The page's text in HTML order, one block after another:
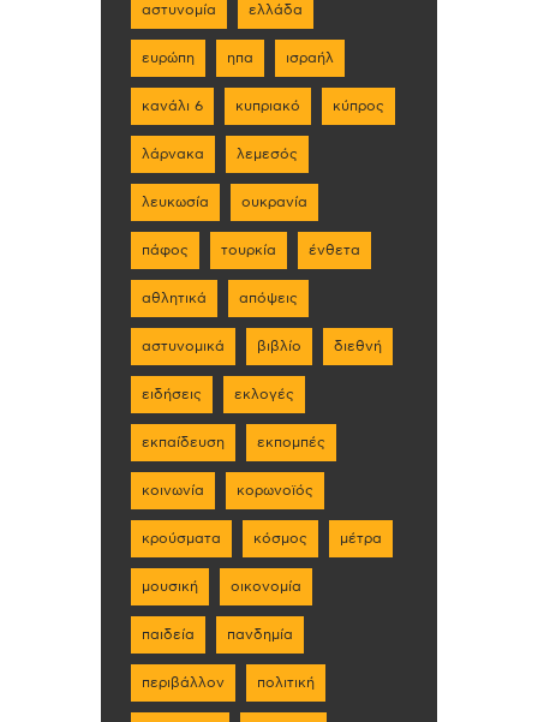
αστυνομία ελλάδα
ευρώπη ηπα ισραήλ
κανάλι 6 κυπριακό κύπρος
λάρνακα λεμεσός
λευκωσία ουκρανία
πάφος τουρκία ένθετα
αθλητικά απόψεις
αστυνομικά βιβλίο διεθνή
ειδήσεις εκλογές
εκπαίδευση εκπομπές
κοινωνία κορωνοϊός
κρούσματα κόσμος μέτρα
μουσική οικονομία
παιδεία πανδημία
περιβάλλον πολιτική